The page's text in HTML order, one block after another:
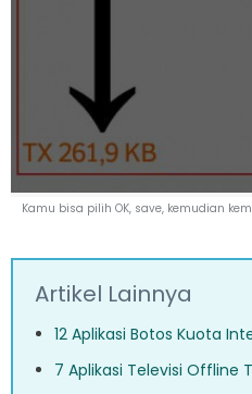
Kamu bisa pilih OK, save, kemudian
Artikel Lainnya
12 Aplikasi Botos Kuota
7 Aplikasi Televisi Offline